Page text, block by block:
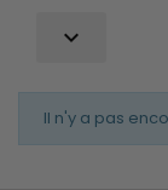

Il n'y a pas